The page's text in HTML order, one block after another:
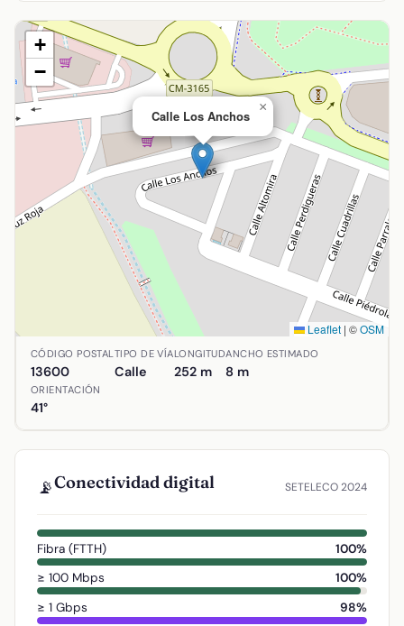
Calle Los Anchos
×
+
−
Leaflet | ©OSM
Ubicación de Calle Los Anchos en Alcázar de San Juan,
CÓDIGO POSTAL
13600
TIPO DE VÍA
Calle
LONGITUD
252 m
ANCHO ESTIMADO
8 m
ORIENTACIÓN
41°
📡Conectividad digital SETELECO 2024
Fibra (FTTH)
100%
≥ 100 Mbps
100%
≥ 1 Gbps
98%